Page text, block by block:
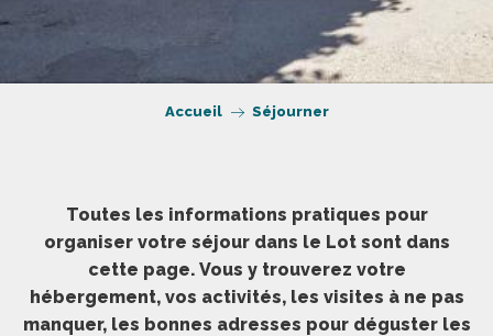
Accueil Séjourner
Toutes les informations pratiques pour
organiser votre séjour dans le Lot sont dans
cette page. Vous y trouverez votre
hébergement, vos activités, les visites à ne pas
manquer, les bonnes adresses pour déguster les